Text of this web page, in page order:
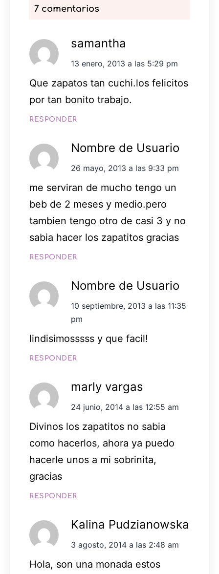
7 comentarios
samantha
13 enero, 2013 a las 5:29 pm
Que zapatos tan cuchi.los felicitos
por tan bonito trabajo.
RESPONDER
Nombre de Usuario
26 mayo, 2013 a las 9:33 pm
me serviran de mucho tengo un
beb de 2 meses y medio.pero
tambien tengo otro de casi 3 y no
sabia hacer los zapatitos gracias
RESPONDER
Nombre de Usuario
10 septiembre, 2013 a las 11:35
pm
lindisimosssss y que facil!
RESPONDER
marly vargas
24 junio, 2014 a las 12:55 am
Divinos los zapatitos no sabia
como hacerlos, ahora ya puedo
hacerle unos a mi sobrinita,
gracias
RESPONDER
Kalina Pudzianowska
3 agosto, 2014 a las 2:48 am
Hola, son una monada estos